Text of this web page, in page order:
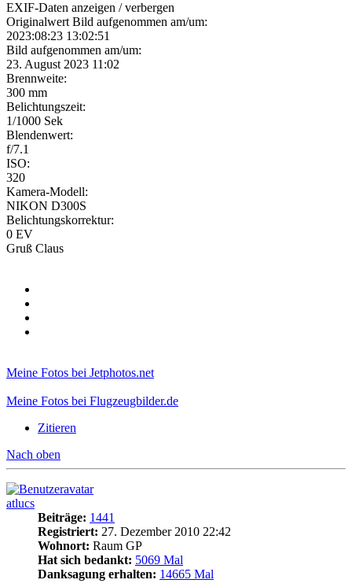
EXIF-Daten anzeigen / verbergen
Originalwert Bild aufgenommen am/um:
2023:08:23 13:02:51
Bild aufgenommen am/um:
23. August 2023 11:02
Brennweite:
300 mm
Belichtungszeit:
1/1000 Sek
Blendenwert:
f/7.1
ISO:
320
Kamera-Modell:
NIKON D300S
Belichtungskorrektur:
0 EV
Gruß Claus
Meine Fotos bei Jetphotos.net
Meine Fotos bei Flugzeugbilder.de
Zitieren
Nach oben
atlucs
Beiträge: 1441
Registriert: 27. Dezember 2010 22:42
Wohnort: Raum GP
Hat sich bedankt: 5069 Mal
Danksagung erhalten: 14665 Mal